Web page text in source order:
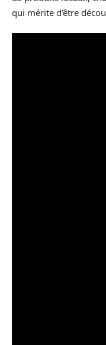
qui mérite d’être